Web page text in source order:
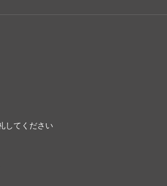
してください